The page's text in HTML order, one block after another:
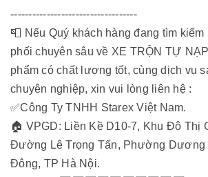
-----------------------------------
📮 Nếu Quý khách hàng đang tìm kiếm
phối chuyên sâu về XE TRỘN TỰ
phẩm có chất lượng tốt, cùng dịch vụ
chuyên nghiệp, xin vui lòng liên hệ :
✅Công Ty TNHH Starex Việt Nam.
🏠 VPGD: Liền Kề D10-7, Khu Đô Thị
Đường Lê Trọng Tấn, Phường Dương
Đông, TP Hà Nội.